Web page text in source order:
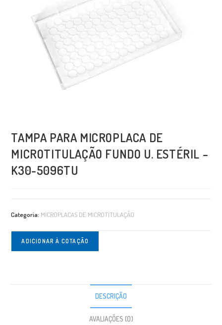
TAMPA PARA MICROPLACA DE
MICROTITULAÇÃO FUNDO U. ESTÉRIL –
K30-5096TU
Categoria: MICROPLACAS DE MICROTITULAÇÃO
ADICIONAR À COTAÇÃO
DESCRIÇÃO
AVALIAÇÕES (0)